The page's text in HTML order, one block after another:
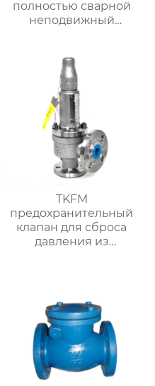
полностью сварной
неподвижный
добычи нефти и
природного газа
TKFM
предохранительный
клапан для сброса
давления из